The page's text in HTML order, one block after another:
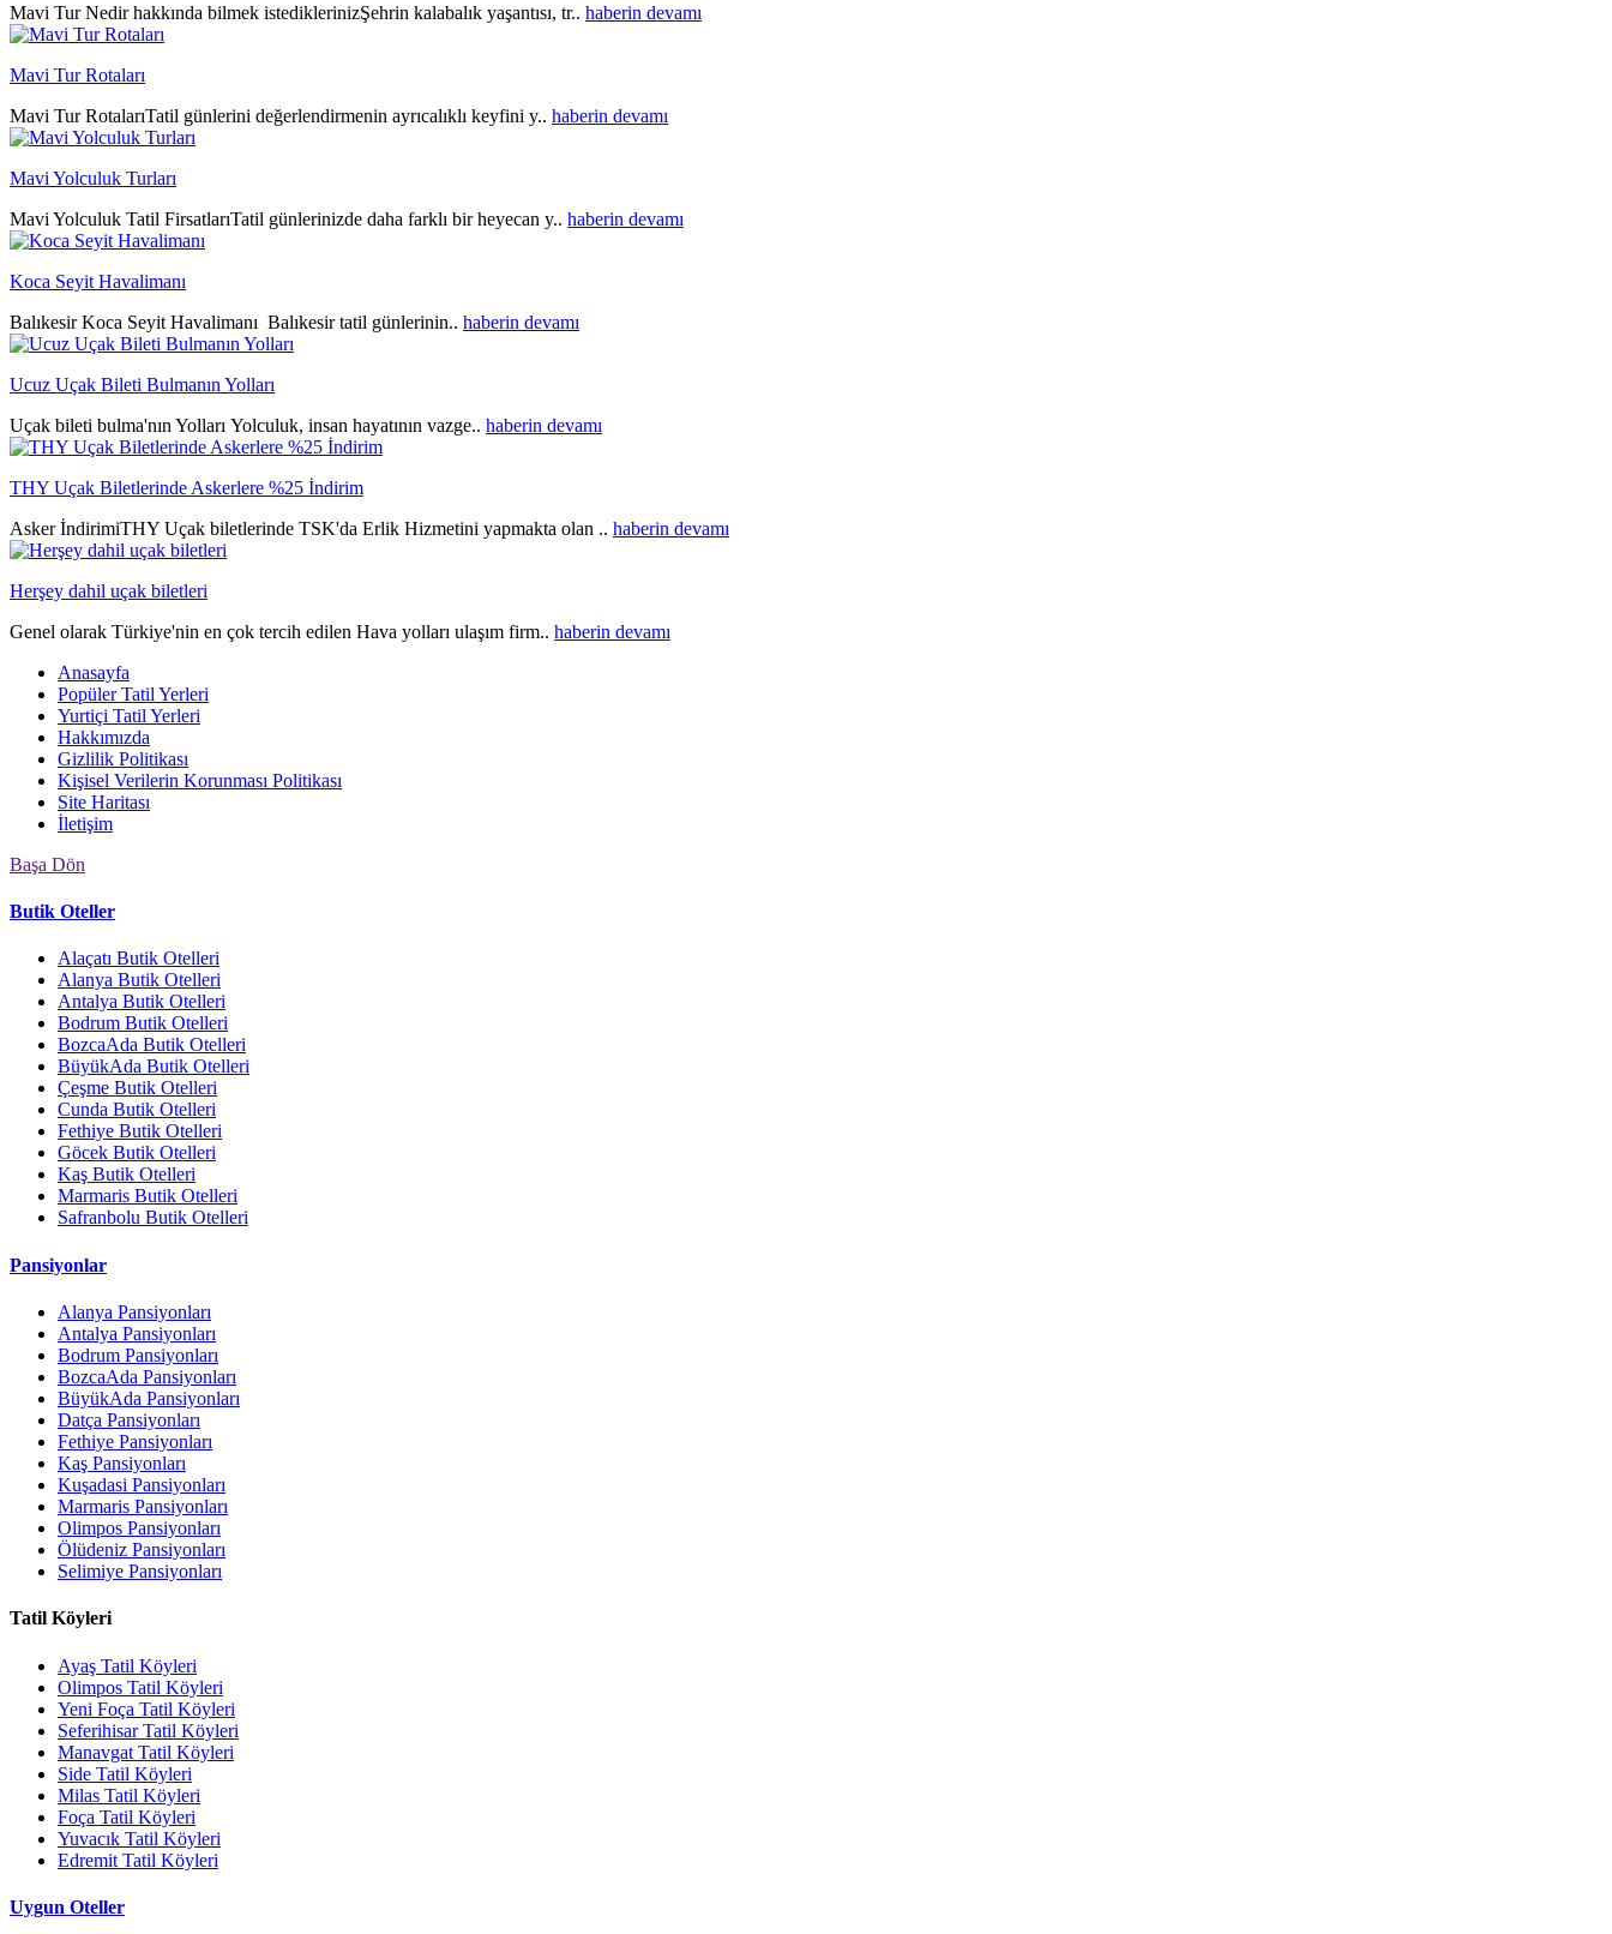
Mavi Tur Nedir hakkında bilmek istediklerinizŞehrin kalabalık yaşantısı, tr.. haberin devamı
Mavi Tur Rotaları
Mavi Tur RotalarıTatil günlerini değerlendirmenin ayrıcalıklı keyfini y.. haberin devamı
Mavi Yolculuk Turları
Mavi Yolculuk Tatil FirsatlarıTatil günlerinizde daha farklı bir heyecan y.. haberin devamı
Koca Seyit Havalimanı
Balıkesir Koca Seyit Havalimanı Balıkesir tatil günlerinin.. haberin devamı
Ucuz Uçak Bileti Bulmanın Yolları
Uçak bileti bulma'nın Yolları Yolculuk, insan hayatının vazge.. haberin devamı
THY Uçak Biletlerinde Askerlere %25 İndirim
Asker İndirimiTHY Uçak biletlerinde TSK'da Erlik Hizmetini yapmakta olan .. haberin devamı
Herşey dahil uçak biletleri
Genel olarak Türkiye'nin en çok tercih edilen Hava yolları ulaşım firm.. haberin devamı
Anasayfa
Popüler Tatil Yerleri
Yurtiçi Tatil Yerleri
Hakkımızda
Gizlilik Politikası
Kişisel Verilerin Korunması Politikası
Site Haritası
İletişim
Başa Dön
Butik Oteller
Alaçatı Butik Otelleri
Alanya Butik Otelleri
Antalya Butik Otelleri
Bodrum Butik Otelleri
BozcaAda Butik Otelleri
BüyükAda Butik Otelleri
Çeşme Butik Otelleri
Cunda Butik Otelleri
Fethiye Butik Otelleri
Göcek Butik Otelleri
Kaş Butik Otelleri
Marmaris Butik Otelleri
Safranbolu Butik Otelleri
Pansiyonlar
Alanya Pansiyonları
Antalya Pansiyonları
Bodrum Pansiyonları
BozcaAda Pansiyonları
BüyükAda Pansiyonları
Datça Pansiyonları
Fethiye Pansiyonları
Kaş Pansiyonları
Kuşadasi Pansiyonları
Marmaris Pansiyonları
Olimpos Pansiyonları
Ölüdeniz Pansiyonları
Selimiye Pansiyonları
Tatil Köyleri
Ayaş Tatil Köyleri
Olimpos Tatil Köyleri
Yeni Foça Tatil Köyleri
Seferihisar Tatil Köyleri
Manavgat Tatil Köyleri
Side Tatil Köyleri
Milas Tatil Köyleri
Foça Tatil Köyleri
Yuvacık Tatil Köyleri
Edremit Tatil Köyleri
Uygun Oteller